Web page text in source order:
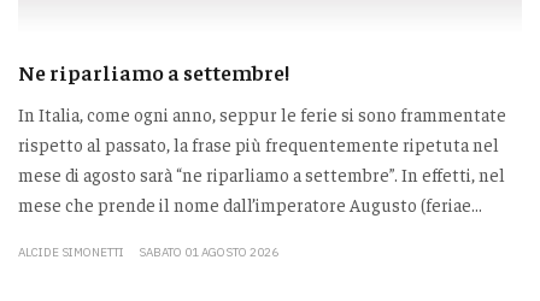
Ne riparliamo a settembre!
In Italia, come ogni anno, seppur le ferie si sono frammentate
rispetto al passato, la frase più frequentemente ripetuta nel
mese di agosto sarà “ne riparliamo a settembre”. In effetti, nel
mese che prende il nome dall’imperatore Augusto (feriae...
ALCIDE SIMONETTI SABATO 01 AGOSTO 2026